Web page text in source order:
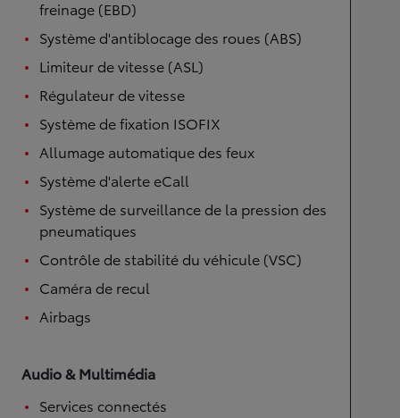
freinage (EBD)
Système d'antiblocage des roues (ABS)
Limiteur de vitesse (ASL)
Régulateur de vitesse
Système de fixation ISOFIX
Allumage automatique des feux
Système d'alerte eCall
Système de surveillance de la pression des
pneumatiques
Contrôle de stabilité du véhicule (VSC)
Caméra de recul
Airbags
Audio & Multimédia
Services connectés